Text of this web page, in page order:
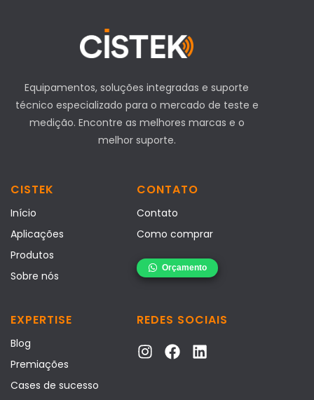
Equipamentos, soluções integradas e suporte
técnico especializado para o mercado de teste e
medição. Encontre as melhores marcas e o
melhor suporte.
CISTEK
Início
Aplicações
Produtos
Sobre nós
CONTATO
Contato
Como comprar
EXPERTISE
Blog
Premiações
Cases de sucesso
REDES SOCIAIS